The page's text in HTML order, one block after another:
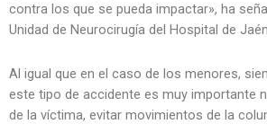
contra los que se pueda impactar», ha
Unidad de Neurocirugía del Hospital de
Al igual que en el caso de los menores,
este tipo de accidente es muy importante
de la víctima, evitar movimientos de la